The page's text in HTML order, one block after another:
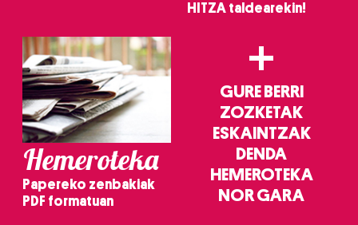
HITZA taldearekin!
Hemeroteka
Papereko zenbakiak
PDF formatuan
+
GURE BERRI
ZOZKETAK
ESKAINTZAK
DENDA
HEMEROTEKA
NOR GARA